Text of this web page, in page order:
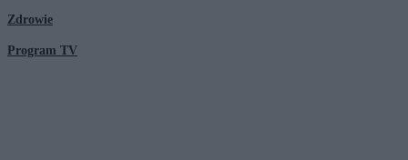
Zdrowie
Program TV